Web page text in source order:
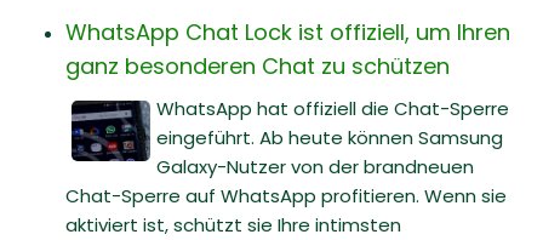
WhatsApp Chat Lock ist offiziell, um Ihren
ganz besonderen Chat zu schützen
WhatsApp hat offiziell die Chat-Sperre
eingeführt. Ab heute können Samsung
Galaxy-Nutzer von der brandneuen
Chat-Sperre auf WhatsApp profitieren. Wenn sie
aktiviert ist, schützt sie Ihre intimsten